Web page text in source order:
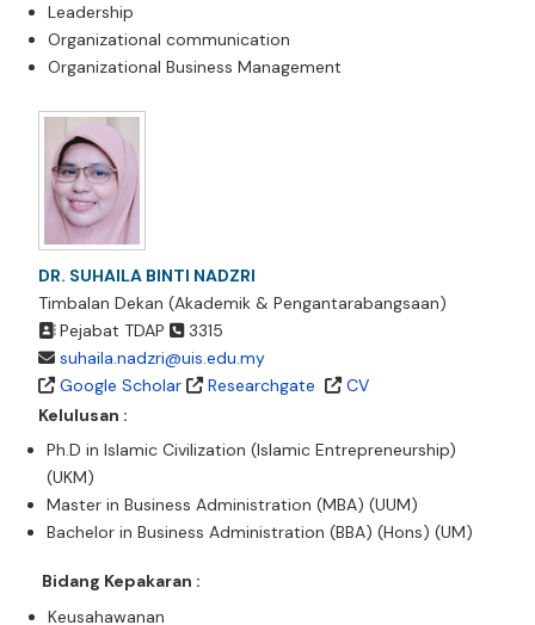
Leadership
Organizational communication
Organizational Business Management
DR. SUHAILA BINTI NADZRI
Timbalan Dekan (Akademik & Pengantarabangsaan)
Pejabat TDAP
3315
suhaila.nadzri@uis.edu.my
Google Scholar
Researchgate
CV
Kelulusan :
Ph.D in Islamic Civilization (Islamic Entrepreneurship)
(UKM)
Master in Business Administration (MBA) (UUM)
Bachelor in Business Administration (BBA) (Hons) (UM)
Bidang Kepakaran :
Keusahawanan